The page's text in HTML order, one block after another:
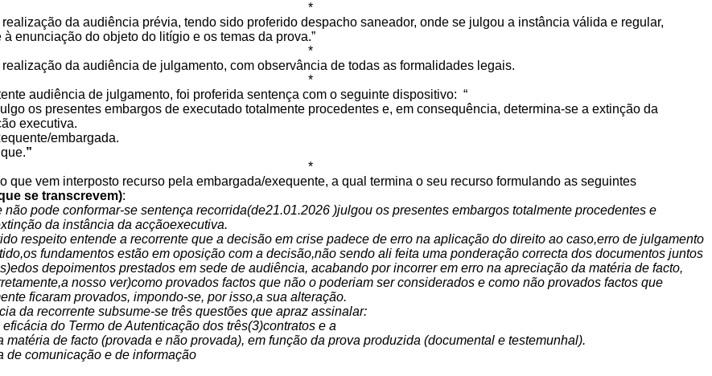
*
da audiência prévia, tendo sido proferido despacho saneador, onde se julgou a instância válida e regular,
à enunciação do objeto do litígio e os temas da prova.”
*
da audiência de julgamento, com observância de todas as formalidades legais.
*
audiência de julgamento, foi proferida sentença com o seguinte dispositivo: “
os presentes embargos de executado totalmente procedentes e, em consequência, determina-se a extinção da
executiva.
embargada.
”
*
que vem interposto recurso pela embargada/exequente, a qual termina o seu recurso formulando as seguintes
se transcrevem):
não pode conformar-se sentença recorrida(de21.01.2026 )julgou os presentes embargos totalmente procedentes e
da instância da acçãoexecutiva.
respeito entende a recorrente que a decisão em crise padece de erro na aplicação do direito ao caso,erro de julgamento
fundamentos estão em oposição com a decisão,não sendo ali feita uma ponderação correcta dos documentos juntos
depoimentos prestados em sede de audiência, acabando por incorrer em erro na apreciação da matéria de facto,
nosso ver)como provados factos que não o poderiam ser considerados e como não provados factos que
ficaram provados, impondo-se, por isso,a sua alteração.
da recorrente subsume-se três questões que apraz assinalar:
do Termo de Autenticação dos três(3)contratos e a
matéria de facto (provada e não provada), em função da prova produzida (documental e testemunhal).
de comunicação e de informação